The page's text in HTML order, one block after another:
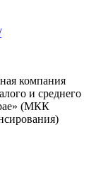
компания
и среднего
(МКК